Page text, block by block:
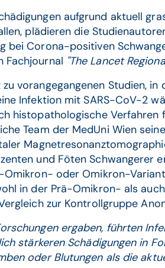
aufgrund aktuell
plädieren die
bei Corona-positiven
Fachjournal "The Lancet
zu vorangegangenen Studien,
Infektion mit SARS-CoV-2
histopathologische Verfahren
Team der MedUni Wien
und Föten
Omikron- oder Omikron-
in der Prä-Omikron- als
zur Kontrollgruppe
ergaben, führten
stärkeren Schädigungen in
oder Blutungen als die